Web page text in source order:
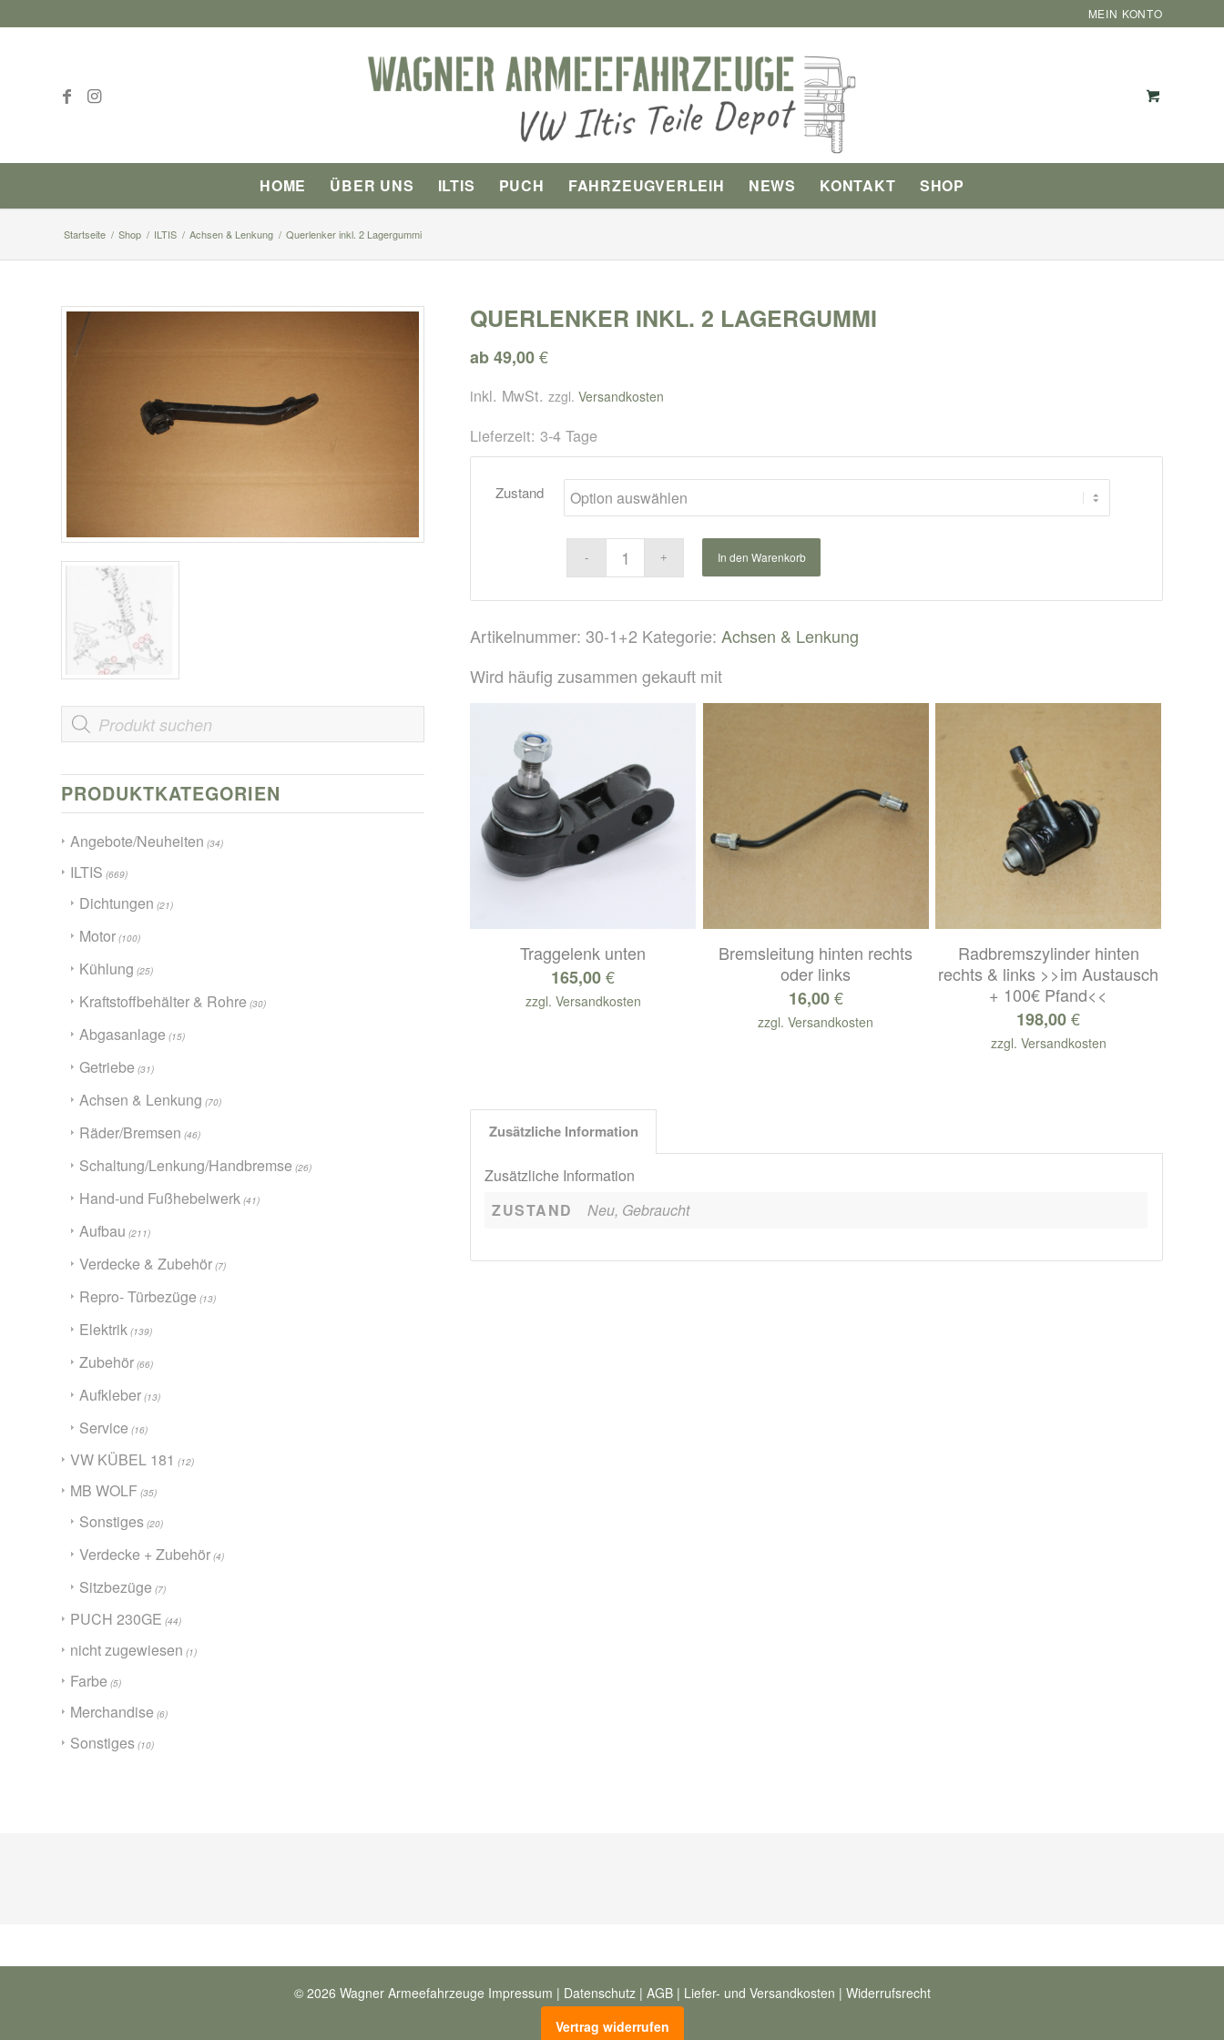
MEIN KONTO
HOME ÜBER UNS ILTIS PUCH FAHRZEUGVERLEIH NEWS KONTAKT SHOP
Startseite / Shop / ILTIS / Achsen & Lenkung / Querlenker inkl. 2 Lagergummi
PRODUKTKATEGORIEN
Angebote/Neuheiten (34)
ILTIS (669)
Dichtungen (21)
Motor (100)
Kühlung (25)
Kraftstoffbehälter & Rohre (30)
Abgasanlage (15)
Getriebe (31)
Achsen & Lenkung (70)
Räder/Bremsen (46)
Schaltung/Lenkung/Handbremse (26)
Hand-und Fußhebelwerk (41)
Aufbau (211)
Verdecke & Zubehör (7)
Repro- Türbezüge (13)
Elektrik (139)
Zubehör (66)
Aufkleber (13)
Service (16)
VW KÜBEL 181 (12)
MB WOLF (35)
Sonstiges (20)
Verdecke + Zubehör (4)
Sitzbezüge (7)
PUCH 230GE (44)
nicht zugewiesen (1)
Farbe (5)
Merchandise (6)
Sonstiges (10)
QUERLENKER INKL. 2 LAGERGUMMI
ab49,00€
inkl. MwSt. zzgl.Versandkosten
Lieferzeit:3-4 Tage
Zustand
In den Warenkorb
Artikelnummer:30-1+2 Kategorie:Achsen & Lenkung
Wird häufig zusammen gekauft mit
Traggelenk unten
165,00€
zzgl. Versandkosten
Bremsleitung hinten rechts
oder links
16,00€
zzgl.Versandkosten
Radbremszylinder hinten
rechts & links >>im Austausch
+ 100€ Pfand<<
198,00€
zzgl. Versandkosten
Zusätzliche Information
Zusätzliche Information
ZUSTAND
Neu, Gebraucht
© 2026 Wagner Armeefahrzeuge Impressum | Datenschutz| AGB| Liefer- und Versandkosten | Widerrufsrecht
Vertrag widerrufen